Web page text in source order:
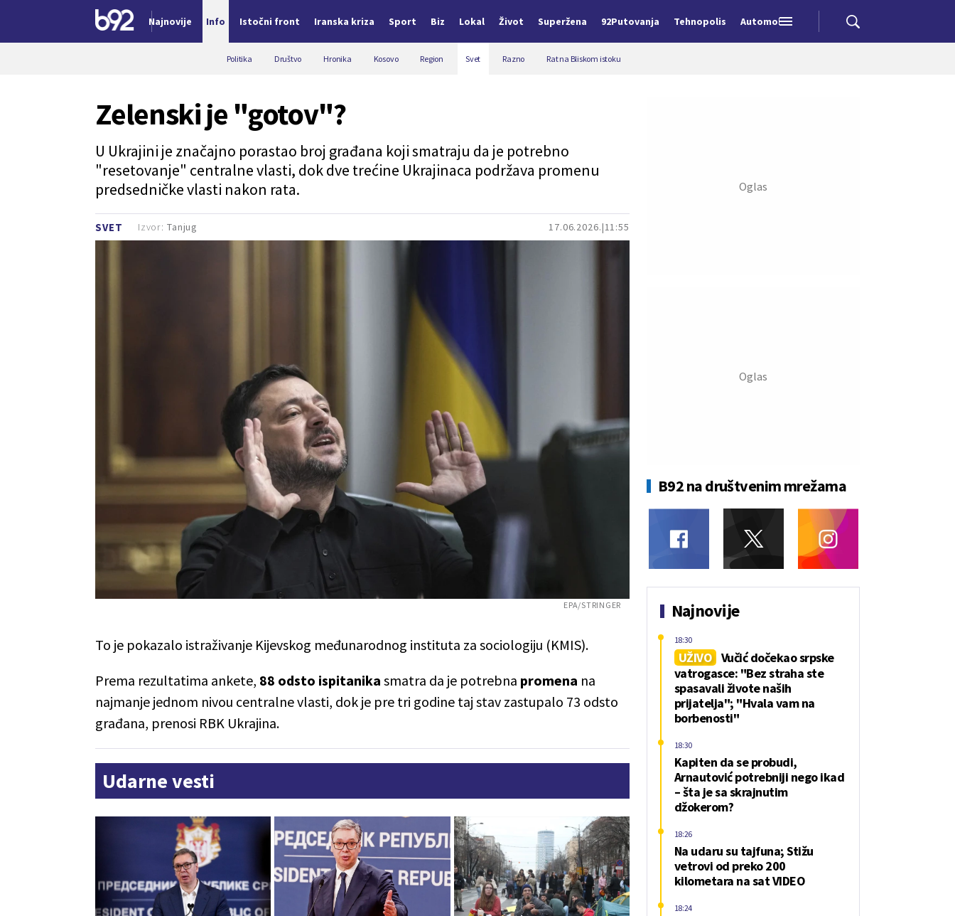
Najnovije Info Istočni front Iranska kriza Sport Biz Lokal Život Superžena 92Putovanja Tehnopolis Automobili
Politika Društvo Hronika Kosovo Region Svet Razno Rat na Bliskom istoku
SVET 17.06.2026. 11:55
Zelenski je "gotov"?
U Ukrajini je značajno porastao broj građana koji smatraju da je potrebno
"resetovanje" centralne vlasti, dok dve trećine Ukrajinaca podržava promenu
predsedničke vlasti nakon rata.
Izvor: Tanjug
EPA/STRINGER
To je pokazalo istraživanje Kijevskog međunarodnog instituta za sociologiju (KMIS).
Prema rezultatima ankete, 88 odsto ispitanika smatra da je potrebna promena na
najmanje jednom nivou centralne vlasti, dok je pre tri godine taj stav zastupalo 73 odsto
građana, prenosi RBK Ukrajina.
Udarne vesti
B92 na društvenim mrežama
Najnovije
UŽIVO Vučić dočekao srpske
vatrogasce: "Bez straha ste
spasavali živote naših
prijatelja"; "Hvala vam na
borbenosti"
18:30
Kapiten da se probudi,
Arnautović potrebniji nego ikad
– šta je sa skrajnutim
džokerom?
18:30
Na udaru su tajfuna; Stižu
vetrovi od preko 200
kilometara na sat VIDEO
18:26
18:24